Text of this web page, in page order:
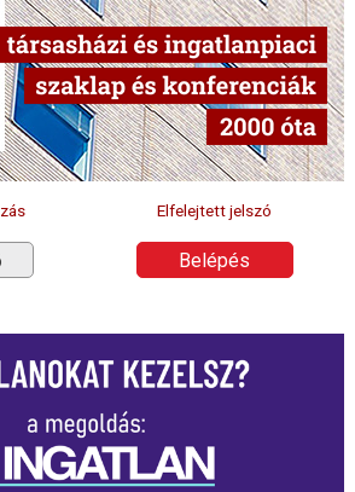
Elfelejtett jelszó
Belépés